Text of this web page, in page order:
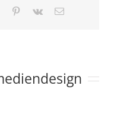
Tumblr Pinterest
Vk
E-